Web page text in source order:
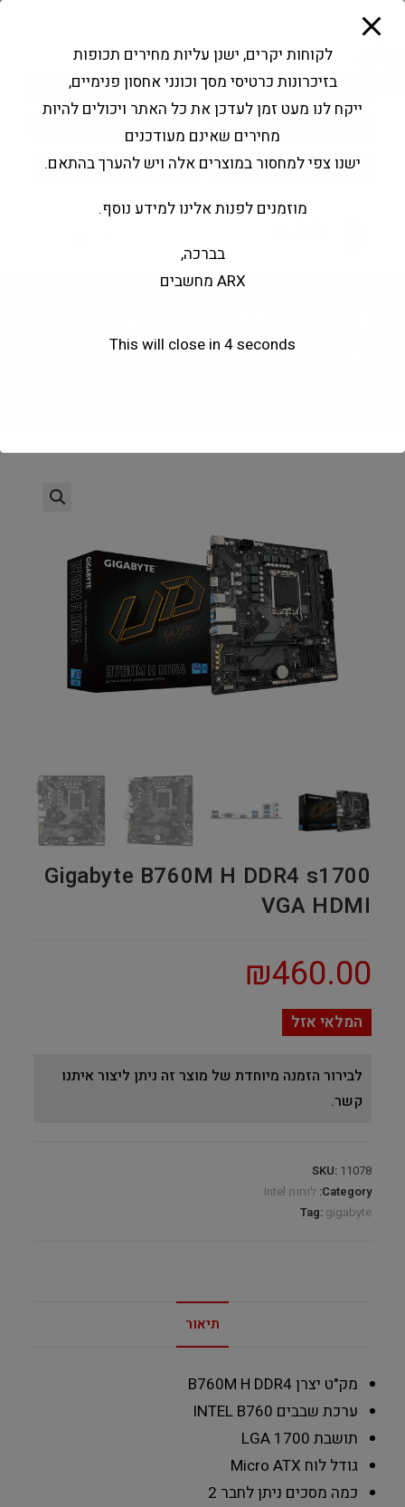
פתח סרגל נגישות
Products
search
החשבון שלי בקשה להצעה
s1700 VGA HDMI
Gigabyte B760M H DDR4 s1700
VGA HDMI
₪460.00
המלאי אזל
לבירור הזמנה מיוחדת של מוצר זה ניתן ליצור איתנו
קשר.
SKU: 11078
Category: לוחות Intel
Tag: gigabyte
תיאור
מק"ט יצרןB760M H DDR4
ערכת שבבים INTEL B760
תושבת LGA 1700
גודל לוח Micro ATX
כמה מסכים ניתן לחבר 2
לקוחות יקרים, ישנן עליות מחירים תכופות
בזיכרונות כרטיסי מסך וכונני אחסון פנימיים,
ייקח לנו מעט זמן לעדכן את כל האתר ויכולים להיות
מחירים שאינם מעודכנים
ישנו צפי למחסור במוצרים אלה ויש להערך בהתאם.
מוזמנים לפנות אלינו למידע נוסף.
בברכה,
ARX מחשבים
This will close in 4seconds